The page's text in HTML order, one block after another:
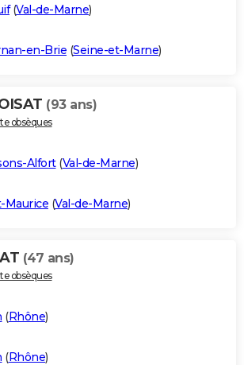
(Val-de-Marne)
en-Brie (Seine-et-Marne)
(93 ans)
obsèques
Alfort(Val-de-Marne)
Maurice (Val-de-Marne)
(47 ans)
obsèques
(Rhône)
(Rhône)